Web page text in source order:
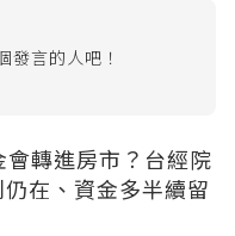
發言的人吧！
會轉進房市？台經院
在、資金多半續留